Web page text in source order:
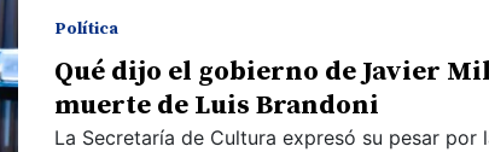
Política
Qué dijo el gobierno de Javier
muerte de Luis Brandoni
La Secretaría de Cultura expresó su pesar